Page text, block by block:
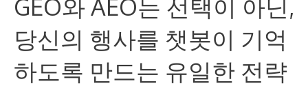
GEO와 AEO는 선택이 아닌,
당신의 행사를 챗봇이 기억
하도록 만드는 유일한 전략